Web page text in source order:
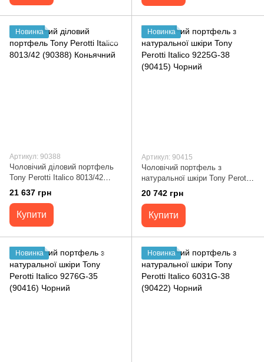
Новинка
Артикул: 90388
Чоловічий діловий портфель
Tony Perotti Italico 8013/42
(90388) Коньячний
21 637 грн
Купити
Новинка
Артикул: 90415
Чоловічий портфель з
натуральної шкіри Tony Perotti
Italico 9225G-38 (90415) Чорний
20 742 грн
Купити
Новинка Новинка